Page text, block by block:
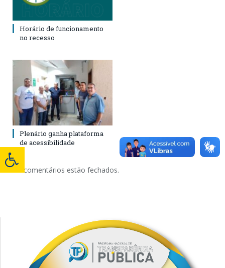
Horário de funcionamento
no recesso
Plenário ganha plataforma
de acessibilidade
Os comentários estão fechados.